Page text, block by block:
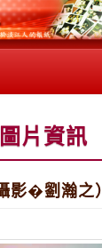
片資訊
影�劉瀚之）